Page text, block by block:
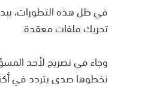
في ظل هذه التطورات،
تحريك ملفات معقدة.
وجاء في تصريح لأحد
نخطوها صدى يتردد في